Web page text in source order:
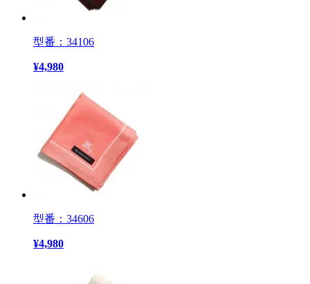
型番：34106
¥4,980
型番：34606
¥4,980